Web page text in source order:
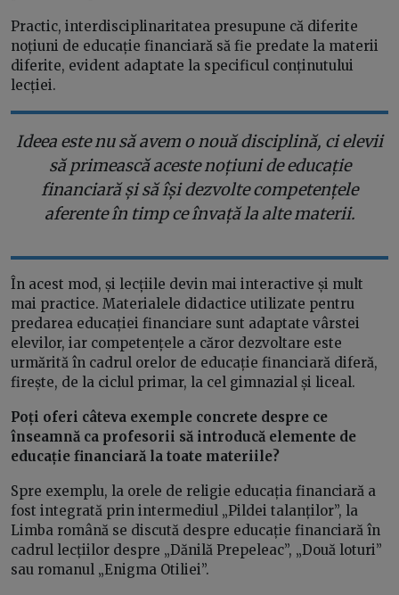
Practic, interdisciplinaritatea presupune că diferite
noțiuni de educație financiară să fie predate la materii
diferite, evident adaptate la specificul conținutului
lecției.
Ideea este nu să avem o nouă disciplină, ci elevii
să primească aceste noțiuni de educație
financiară și să își dezvolte competențele
aferente în timp ce învață la alte materii.
În acest mod, și lecțiile devin mai interactive și mult
mai practice. Materialele didactice utilizate pentru
predarea educației financiare sunt adaptate vârstei
elevilor, iar competențele a căror dezvoltare este
urmărită în cadrul orelor de educație financiară diferă,
firește, de la ciclul primar, la cel gimnazial și liceal.
Poți oferi câteva exemple concrete despre ce
înseamnă ca profesorii să introducă elemente de
educație financiară la toate materiile?
Spre exemplu, la orele de religie educația financiară a
fost integrată prin intermediul „Pildei talanților”, la
Limba română se discută despre educație financiară în
cadrul lecțiilor despre „Dănilă Prepeleac”, „Două loturi”
sau romanul „Enigma Otiliei”.